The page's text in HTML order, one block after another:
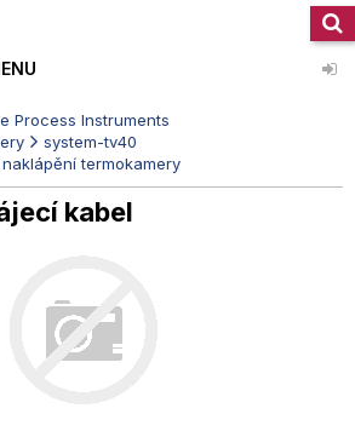
Process Instruments
system-tv40
termokamery
kabel